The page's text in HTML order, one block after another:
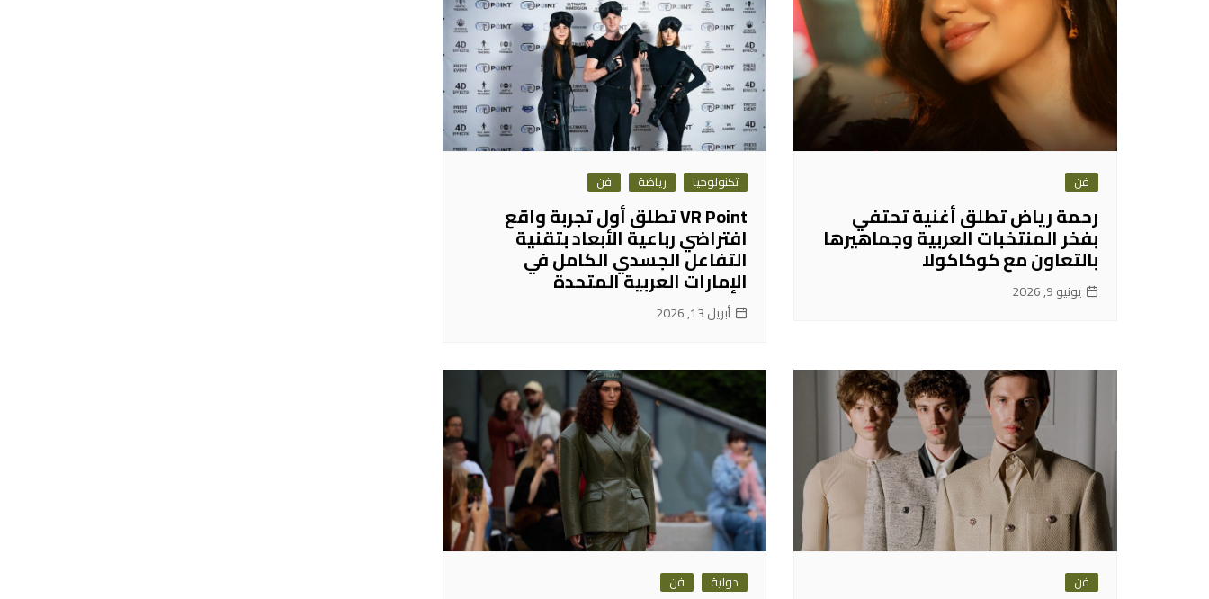
فن
رحمة رياض تطلق أغنية تحتفي
بفخر المنتخبات العربية وجماهيرها
بالتعاون مع كوكاكولا
يونيو 9, 2026
تكنولوجيا رياضة فن
VR Point تطلق أول تجربة واقع
افتراضي رباعية الأبعاد بتقنية
التفاعل الجسدي الكامل في
الإمارات العربية المتحدة
أبريل 13, 2026
فن دولية فن